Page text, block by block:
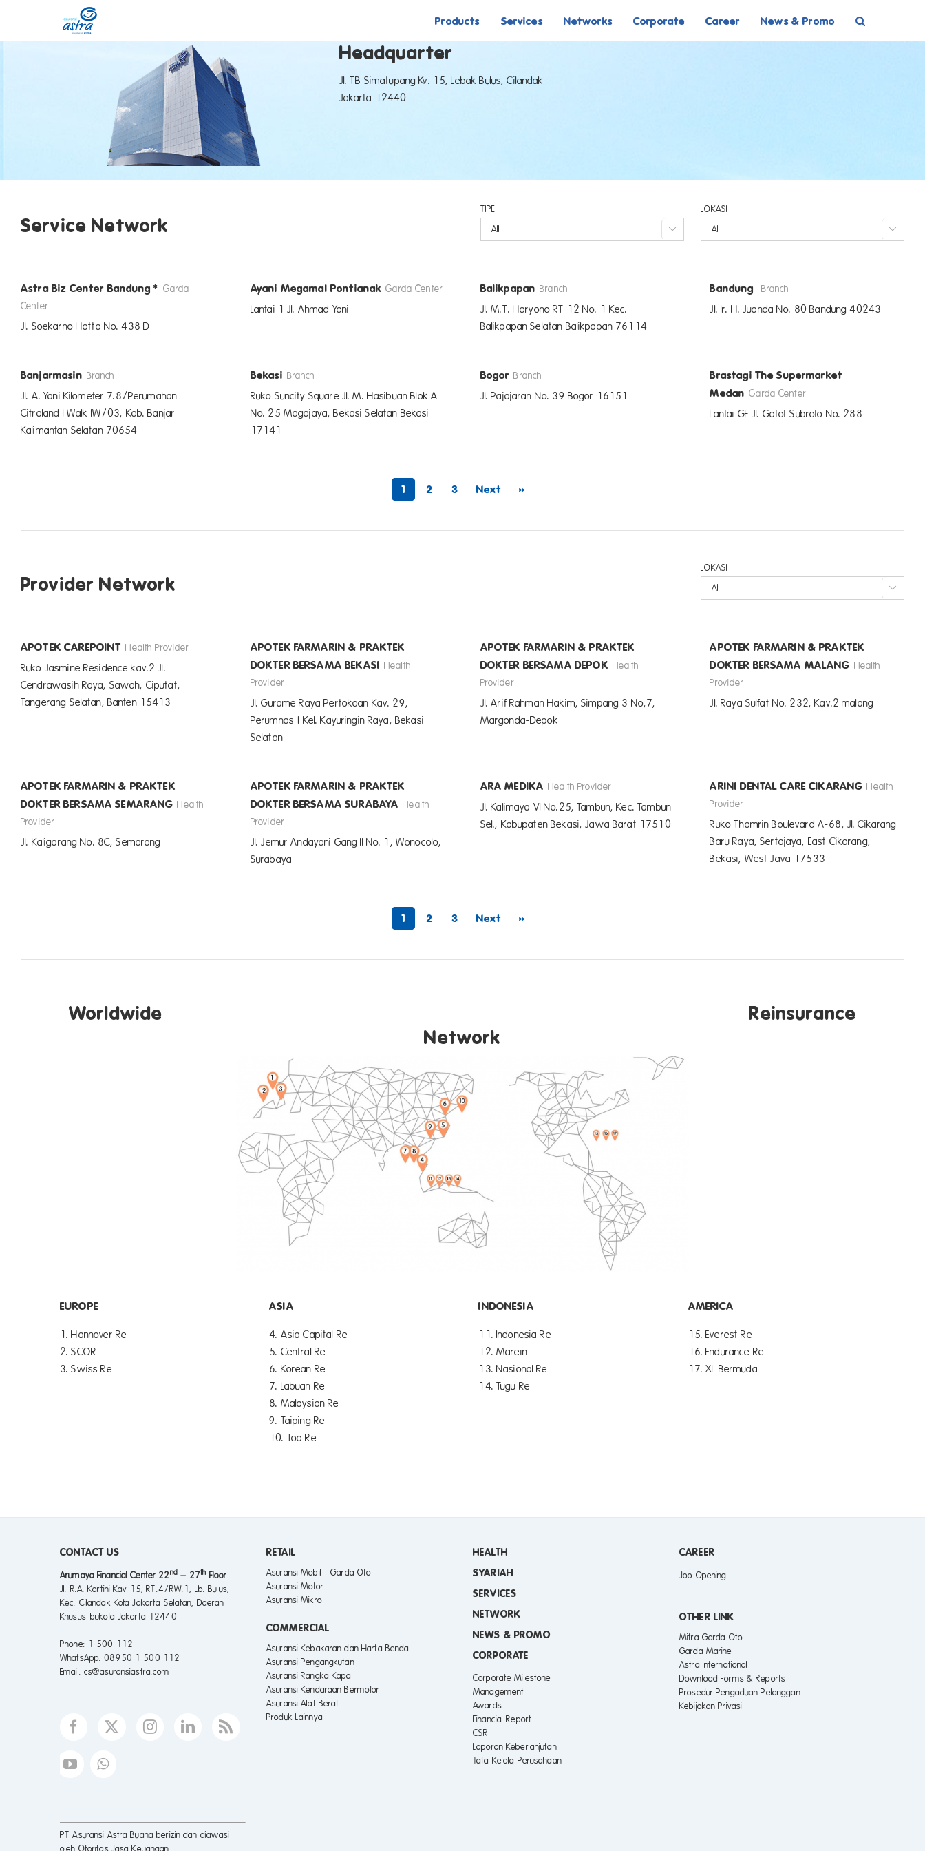
content
Products Services Networks Corporate Career News & Promo
Headquarter
Jl. TB Simatupang Kv. 15, Lebak Bulus, Cilandak
Jakarta 12440
Service Network
TIPE

LOKASI

Astra Biz Center Bandung* Garda
Center
Jl. Soekarno Hatta No. 438 D
Ayani Megamal Pontianak Garda Center
Lantai 1 Jl. Ahmad Yani
Balikpapan Branch
Jl. M.T. Haryono RT 12 No. 1 Kec.
Balikpapan Selatan Balikpapan 76114
Bandung Branch
Jl. Ir. H. Juanda No. 80 Bandung 40243
Banjarmasin Branch
Jl. A. Yani Kilometer 7.8/Perumahan
Citraland I Walk IW/03, Kab. Banjar
Kalimantan Selatan 70654
Bekasi Branch
Ruko Suncity Square Jl. M. Hasibuan Blok A
No. 25 Magajaya, Bekasi Selatan Bekasi
17141
Bogor Branch
Jl. Pajajaran No. 39 Bogor 16151
Brastagi The Supermarket
Medan Garda Center
Lantai GF Jl. Gatot Subroto No. 288
1 2 3 Next »
Provider Network
LOKASI

APOTEK CAREPOINT Health Provider
Ruko Jasmine Residence kav.2 Jl.
Cendrawasih Raya, Sawah, Ciputat,
Tangerang Selatan, Banten 15413
APOTEK FARMARIN & PRAKTEK
DOKTER BERSAMA BEKASI Health
Provider
Jl. Gurame Raya Pertokoan Kav. 29,
Perumnas II Kel. Kayuringin Raya, Bekasi
Selatan
APOTEK FARMARIN & PRAKTEK
DOKTER BERSAMA DEPOK Health
Provider
Jl. Arif Rahman Hakim, Simpang 3 No,7,
Margonda-Depok
APOTEK FARMARIN & PRAKTEK
DOKTER BERSAMA MALANG Health
Provider
Jl. Raya Sulfat No. 232, Kav.2 malang
APOTEK FARMARIN & PRAKTEK
DOKTER BERSAMA SEMARANG Health
Provider
Jl. Kaligarang No. 8C, Semarang
APOTEK FARMARIN & PRAKTEK
DOKTER BERSAMA SURABAYA Health
Provider
Jl. Jemur Andayani Gang II No. 1, Wonocolo,
Surabaya
ARA MEDIKA Health Provider
Jl. Kalimaya VI No.25, Tambun, Kec. Tambun
Sel., Kabupaten Bekasi, Jawa Barat 17510
ARINI DENTAL CARE CIKARANG Health
Provider
Ruko Thamrin Boulevard A-68, Jl. Cikarang
Baru Raya, Sertajaya, East Cikarang,
Bekasi, West Java 17533
1 2 3 Next »
Worldwide Reinsurance
Network
EUROPE
1. Hannover Re
2. SCOR
3. Swiss Re
ASIA
4. Asia Capital Re
5. Central Re
6. Korean Re
7. Labuan Re
8. Malaysian Re
9. Taiping Re
10. Toa Re
INDONESIA
11. Indonesia Re
12. Marein
13. Nasional Re
14. Tugu Re
AMERICA
15. Everest Re
16. Endurance Re
17. XL Bermuda
CONTACT US
Arumaya Financial Center 22nd– 27th Floor
Jl. R.A. Kartini Kav 15, RT.4/RW.1, Lb. Bulus,
Kec. Cilandak Kota Jakarta Selatan, Daerah
Khusus Ibukota Jakarta 12440
Phone: 1 500 112
WhatsApp: 08950 1 500 112
Email: cs@asuransiastra.com
PT Asuransi Astra Buana berizin dan diawasi
oleh Otoritas Jasa Keuangan.
RETAIL
Asuransi Mobil - Garda Oto
Asuransi Motor
Asuransi Mikro
COMMERCIAL
Asuransi Kebakaran dan Harta Benda
Asuransi Pengangkutan
Asuransi Rangka Kapal
Asuransi Kendaraan Bermotor
Asuransi Alat Berat
Produk Lainnya
HEALTH
SYARIAH
SERVICES
NETWORK
NEWS & PROMO
CORPORATE
Corporate Milestone
Management
Awards
Financial Report
CSR
Laporan Keberlanjutan
Tata Kelola Perusahaan
CAREER
Job Opening
OTHER LINK
Mitra Garda Oto
Garda Marine
Astra International
Download Forms & Reports
Prosedur Pengaduan Pelanggan
Kebijakan Privasi